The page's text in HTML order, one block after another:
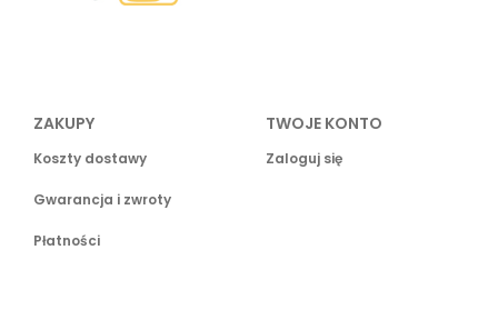
ZAKUPY
Koszty dostawy
Gwarancja i zwroty
Płatności
TWOJE KONTO
Zaloguj się